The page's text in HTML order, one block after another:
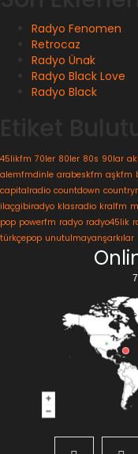
Radyo Fenomen
Retrocaz
Radyo Ünak
Radyo Black Love
Radyo Black
45likfm 70ler 80ler 80s 90lar
alemfmdinle arabeskfm aşkfm
capitalradio countdown
ilaçgibiradyo klasradio kralfm
pop powerfm radyo radyo45lik
türkçepop unutulmayanşarkılar